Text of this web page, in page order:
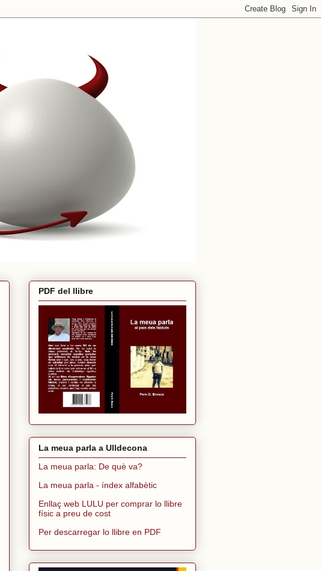
PDF del llibre
La meua parla a Ulldecona
La meua parla: De què va?
La meua parla - índex alfabètic
Enllaç web LULU per comprar lo llibre
físic a preu de cost
Per descarregar lo llibre en PDF